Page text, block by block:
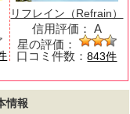
リフレイン（Refrain）
信用評価： A
星の評価：
口コミ件数：843件
情報